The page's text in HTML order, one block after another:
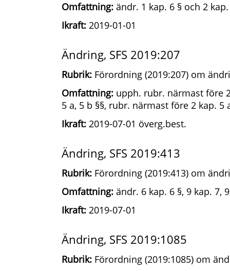
Omfattning: ändr. 1 kap. 6 § och 2 kap.
Ikraft: 2019-01-01
Ändring, SFS 2019:207
Rubrik: Förordning (2019:207) om
Omfattning: upph. rubr. närmast före
5 a, 5 b §§, rubr. närmast före 2 kap. 5
Ikraft: 2019-07-01 överg.best.
Ändring, SFS 2019:413
Rubrik: Förordning (2019:413) om
Omfattning: ändr. 6 kap. 6 §, 9 kap. 7,
Ikraft: 2019-07-01
Ändring, SFS 2019:1085
Rubrik: Förordning (2019:1085) om